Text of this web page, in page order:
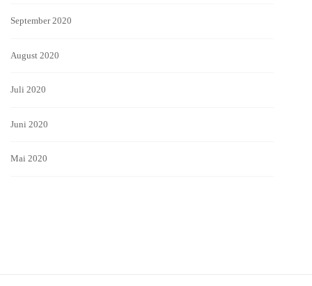
September 2020
August 2020
Juli 2020
Juni 2020
Mai 2020